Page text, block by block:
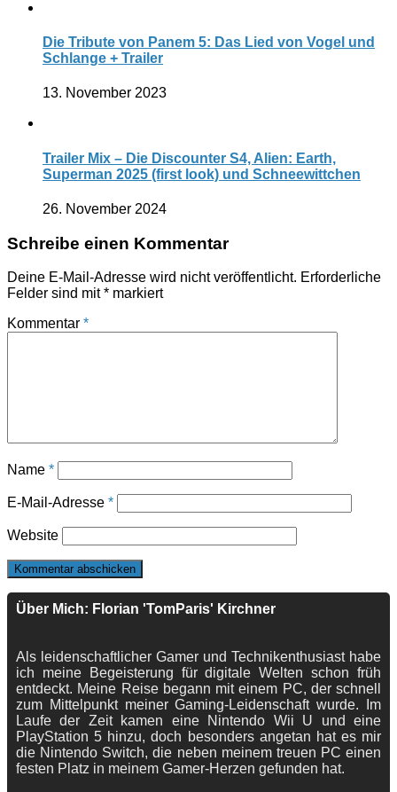
Die Tribute von Panem 5: Das Lied von Vogel und
Schlange + Trailer
13. November 2023
Trailer Mix – Die Discounter S4, Alien: Earth,
Superman 2025 (first look) und Schneewittchen
26. November 2024
Schreibe einen Kommentar
Deine E-Mail-Adresse wird nicht veröffentlicht. Erforderliche
Felder sind mit* markiert
Kommentar *
Name *
E-Mail-Adresse *
Website
Über Mich: Florian 'TomParis' Kirchner
Als leidenschaftlicher Gamer und Technikenthusiast habe
ich meine Begeisterung für digitale Welten schon früh
entdeckt. Meine Reise begann mit einem PC, der schnell
zum Mittelpunkt meiner Gaming-Leidenschaft wurde. Im
Laufe der Zeit kamen eine Nintendo Wii U und eine
PlayStation 5 hinzu, doch besonders angetan hat es mir
die Nintendo Switch, die neben meinem treuen PC einen
festen Platz in meinem Gamer-Herzen gefunden hat.